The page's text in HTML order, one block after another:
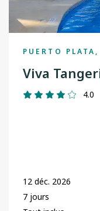
Winnipeg
Yellowknife
PUERTO
Viva
4.0
12 déc. 2026
7 jours